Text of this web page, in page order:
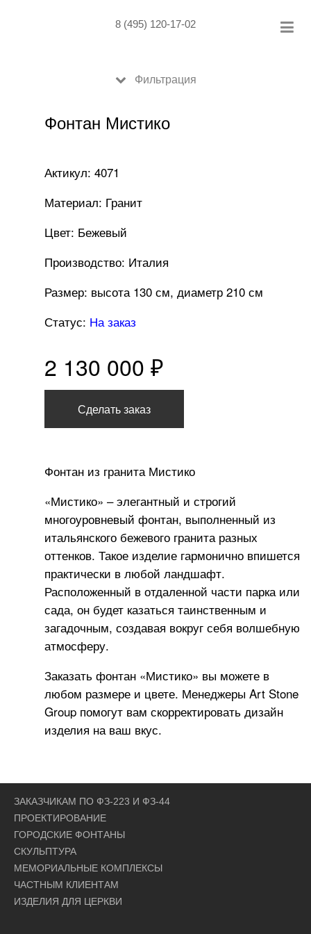
8 (495) 120-17-02
Фильтрация
Фонтан Мистико
Актикул: 4071
Материал: Гранит
Цвет: Бежевый
Производство: Италия
Размер: высота 130 см, диаметр 210 см
Статус: На заказ
2 130 000 ₽
Сделать заказ
Фонтан из гранита Мистико
«Мистико» – элегантный и строгий
многоуровневый фонтан, выполненный из
итальянского бежевого гранита разных
оттенков. Такое изделие гармонично впишется
практически в любой ландшафт.
Расположенный в отдаленной части парка или
сада, он будет казаться таинственным и
загадочным, создавая вокруг себя волшебную
атмосферу.
Заказать фонтан «Мистико» вы можете в
любом размере и цвете. Менеджеры Art Stone
Group помогут вам скорректировать дизайн
изделия на ваш вкус.
ЗАКАЗЧИКАМ ПО ФЗ-223 И ФЗ-44
ПРОЕКТИРОВАНИЕ
ГОРОДСКИЕ ФОНТАНЫ
СКУЛЬПТУРА
МЕМОРИАЛЬНЫЕ КОМПЛЕКСЫ
ЧАСТНЫМ КЛИЕНТАМ
ИЗДЕЛИЯ ДЛЯ ЦЕРКВИ